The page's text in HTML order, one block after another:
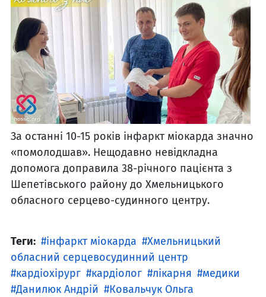
За останні 10-15 років інфаркт міокарда значно
«помолодшав». Нещодавно невідкладна
допомога доправила 38-річного пацієнта з
Шепетівського району до Хмельницького
обласного серцево-судинного центру.
Теги: інфаркт міокарда
Хмельницький
обласний серцевосудинний центр
кардіохірург
кардіолог лікарня
медики
Данилюк Андрій
Ковальчук Ольга